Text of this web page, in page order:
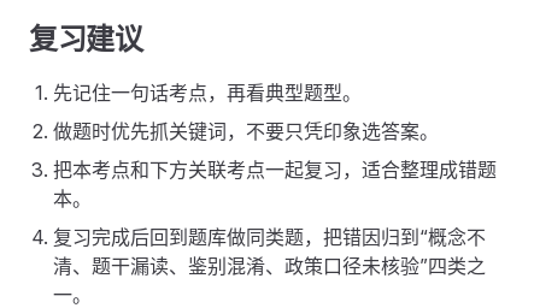
复习建议
先记住一句话考点，再看典型题型。
做题时优先抓关键词，不要只凭印象选答案。
把本考点和下方关联考点一起复习，适合整理成错题
本。
复习完成后回到题库做同类题，把错因归到“概念不
清、题干漏读、鉴别混淆、政策口径未核验”四类之
一。